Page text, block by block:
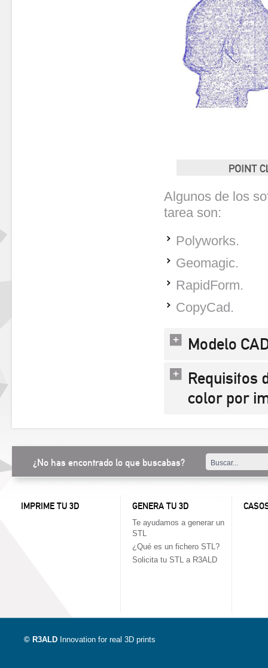
Algunos de los
tarea son:
Polyworks.
Geomagic.
RapidForm.
CopyCad.
Modelo
Requisitos
color por
¿No has encontrado lo que buscabas?
IMPRIME TU 3D GENERA TU 3D
Te ayudamos a generar un
STL
¿Qué es un fichero STL?
Solicita tu STL a R3ALD
© R3ALD Innovation for real 3D prints